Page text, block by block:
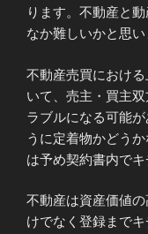
ります。不動産と
なか難しいかと思い
不動産売買におけ
いて、売主・買主
ラブルになる可能
うに定着物かどう
は予め契約書内でキ
不動産は資産価値
けでなく登録まで